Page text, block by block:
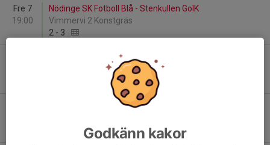
Fre 7
19:00
Nödinge SK Fotboll Blå - Stenkullen GoIK
Vimmervi 2 Konstgräs
2 - 3
Stenkullen GoIK - Hisingsbacka FC Vit
Stenkullens IP 2 KG
Floda BoIF - Stenkullen GoIK
Godkänn kakor